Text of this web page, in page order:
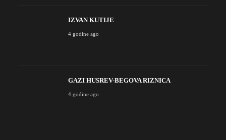
IZVAN KUTIJE
4 godine ago
GAZI HUSREV-BEGOVA RIZNICA
4 godine ago